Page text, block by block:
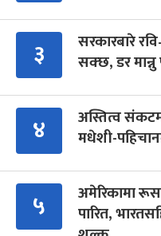
३
सरकारबारे
सक्छ, डर मान्नु
४
अस्तित्व
मधेशी-
५
अमेरिकामा
पारित,